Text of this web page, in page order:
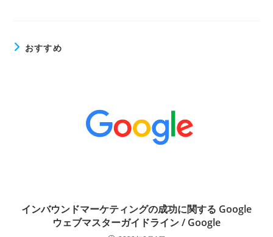
おすすめ
インバウンドマーケティングの成功に関する Google
ウェブマスターガイドライン / Google